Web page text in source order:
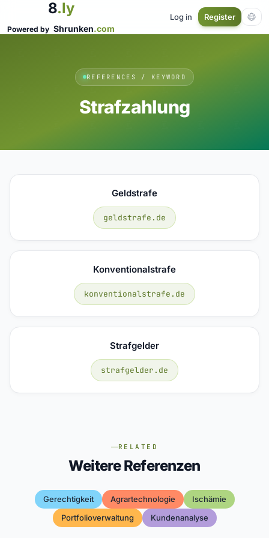
8.ly
Powered by Shrunken.com
Log in Register
REFERENCES / KEYWORD
Strafzahlung
Geldstrafe
geldstrafe.de
Konventionalstrafe
konventionalstrafe.de
Strafgelder
strafgelder.de
RELATED
Weitere Referenzen
Gerechtigkeit Agrartechnologie
Ischämie
Portfolioverwaltung
Kundenanalyse